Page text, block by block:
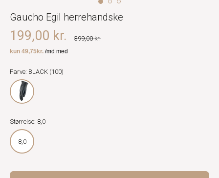
Gaucho Egil herrehandske
399,00 kr.
199,00 kr.
Farve: BLACK (100)
Størrelse: 8,0
8,0